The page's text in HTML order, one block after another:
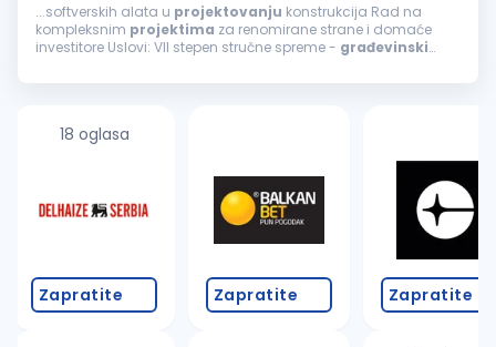
...softverskih alata u projektovanju konstrukcija Rad na
kompleksnim projektima za renomirane strane i domaće
investitore Uslovi: VII stepen stručne spreme - građevinski
samostalnog rada na
18 oglasa
Zapratite Zapratite Zapratite